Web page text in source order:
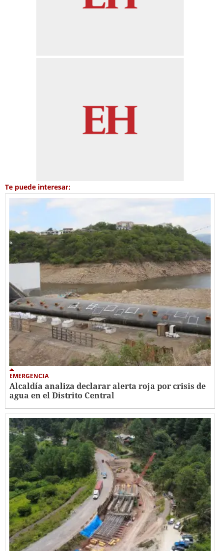
Te puede interesar:
EMERGENCIA
Alcaldía analiza declarar alerta roja por crisis de
agua en el Distrito Central